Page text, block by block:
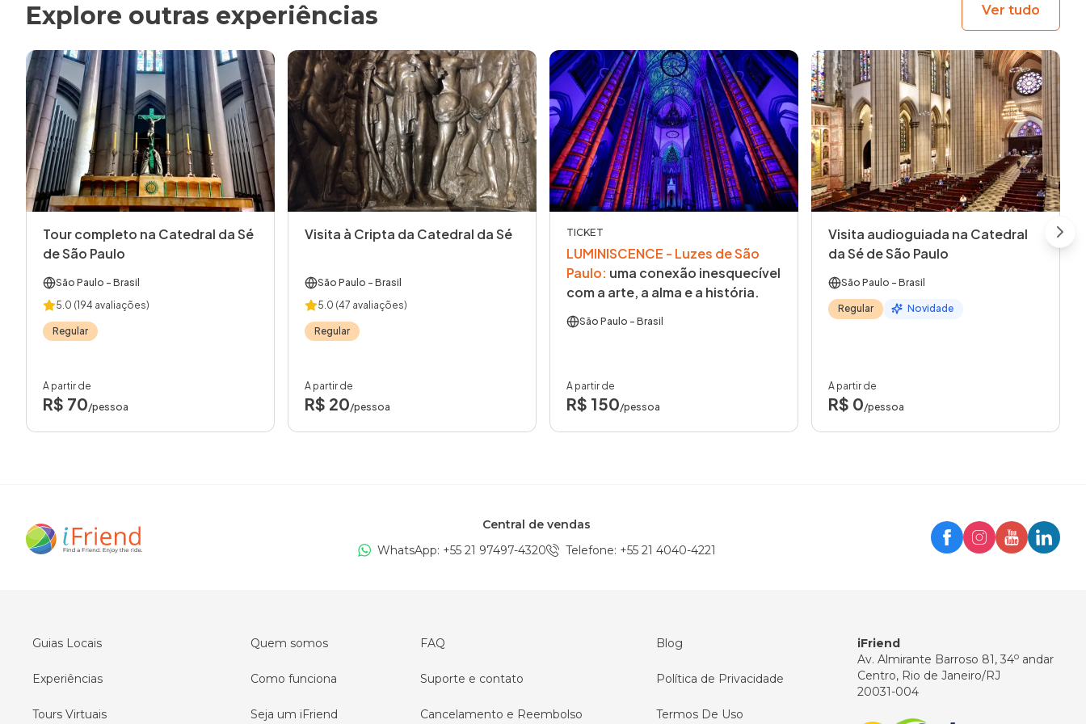
Explore outras experiências Ver tudo
Tour completo na Catedral da Sé
de São Paulo
São Paulo - Brasil
5.0 (194 avaliações)
Regular
A partir de
R$ 70/pessoa
Visita à Cripta da Catedral da Sé
São Paulo - Brasil
5.0 (47 avaliações)
Regular
A partir de
R$ 20/pessoa
TICKET
LUMINISCENCE - Luzes de São
Paulo: uma conexão inesquecível
com a arte, a alma e a história.
São Paulo - Brasil
A partir de
R$ 150/pessoa
Visita audioguiada na Catedral
da Sé de São Paulo
São Paulo - Brasil
Regular Novidade
A partir de
R$ 0/pessoa
Central de vendas
WhatsApp: +55 21 97497-4320 Telefone: +55 21 4040-4221
Guias Locais
Experiências
Tours Virtuais
Quem somos
Como funciona
Seja um iFriend
FAQ
Suporte e contato
Cancelamento e Reembolso
Blog
Política de Privacidade
Termos De Uso
iFriend
Av. Almirante Barroso 81, 34o andar
Centro, Rio de Janeiro/RJ
20031-004